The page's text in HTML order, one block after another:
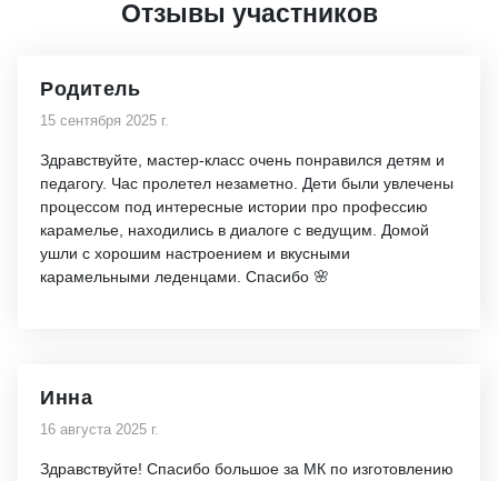
Отзывы участников
Родитель
15 сентября 2025 г.
Здравствуйте, мастер-класс очень понравился детям и
педагогу. Час пролетел незаметно. Дети были увлечены
процессом под интересные истории про профессию
карамелье, находились в диалоге с ведущим. Домой
ушли с хорошим настроением и вкусными
карамельными леденцами. Спасибо 🌸
Инна
16 августа 2025 г.
Здравствуйте! Спасибо большое за МК по изготовлению